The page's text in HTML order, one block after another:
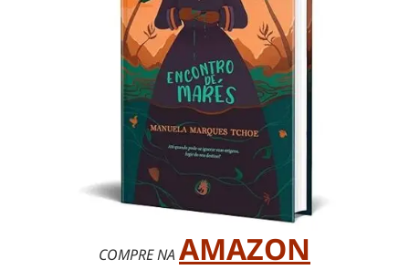
COMPRE NAAMAZON